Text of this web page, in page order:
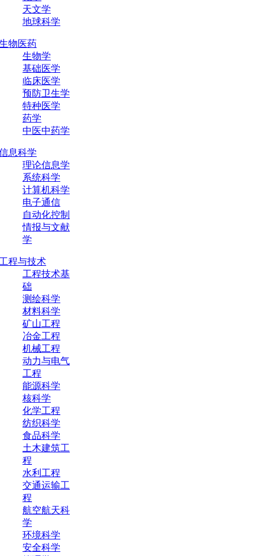
天文学
地球科学
物医药
生物学
基础医学
临床医学
预防卫生学
特种医学
药学
中医中药学
息科学
理论信息学
系统科学
计算机科学
电子通信
自动化控制
情报与文献
学
程与技术
工程技术基
础
测绘科学
材料科学
矿山工程
冶金工程
机械工程
动力与电气
工程
能源科学
核科学
化学工程
纺织科学
食品科学
土木建筑工
程
水利工程
交通运输工
程
航空航天科
学
环境科学
安全科学